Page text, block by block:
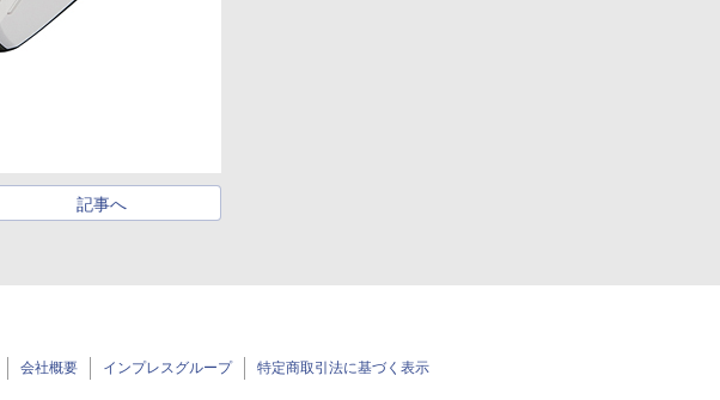
記事へ
会社概要 インプレスグループ 特定商取引法に基づく表示